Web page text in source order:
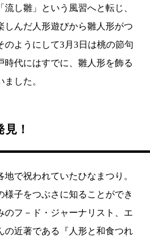
し雛」という風習へと転じ、
しんだ人形遊びから雛人形がつ
のようにして3月3日は桃の節句
時代にはすでに、雛人形を飾る
した。
！
で祝われていたひなまつり。
子をつぶさに知ることができ
のフ－ド・ジャーナリスト、エ
の近著である『人形と和食つれ